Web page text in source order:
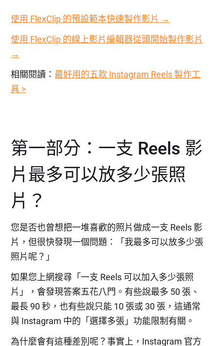
使用 FlexClip 的預設範本快速製作影片 →
使用 FlexClip 的線上影片編輯器從頭開始製作影片
→
相關閱讀： 最好用的五款 Instagram Reels 製作工
具 >
第一部分：一支 Reels 影
片最多可以放多少張照
片？
您是否也曾想把一堆喜歡的照片做成一支 Reels 影
片，但很快發現一個問題：「我最多可以放多少張
照片呢？」
如果您上網搜尋「一支 Reels 可以加入多少張照
片」，會發現答案五花八門。有些說最多 50 張、
最長 90 秒，也有些說只能 10 張或 30 張，這通常
與 Instagram 中的「選擇多張」功能限制有關。
為什麼會有這種差別呢？事實上，Instagram 官方